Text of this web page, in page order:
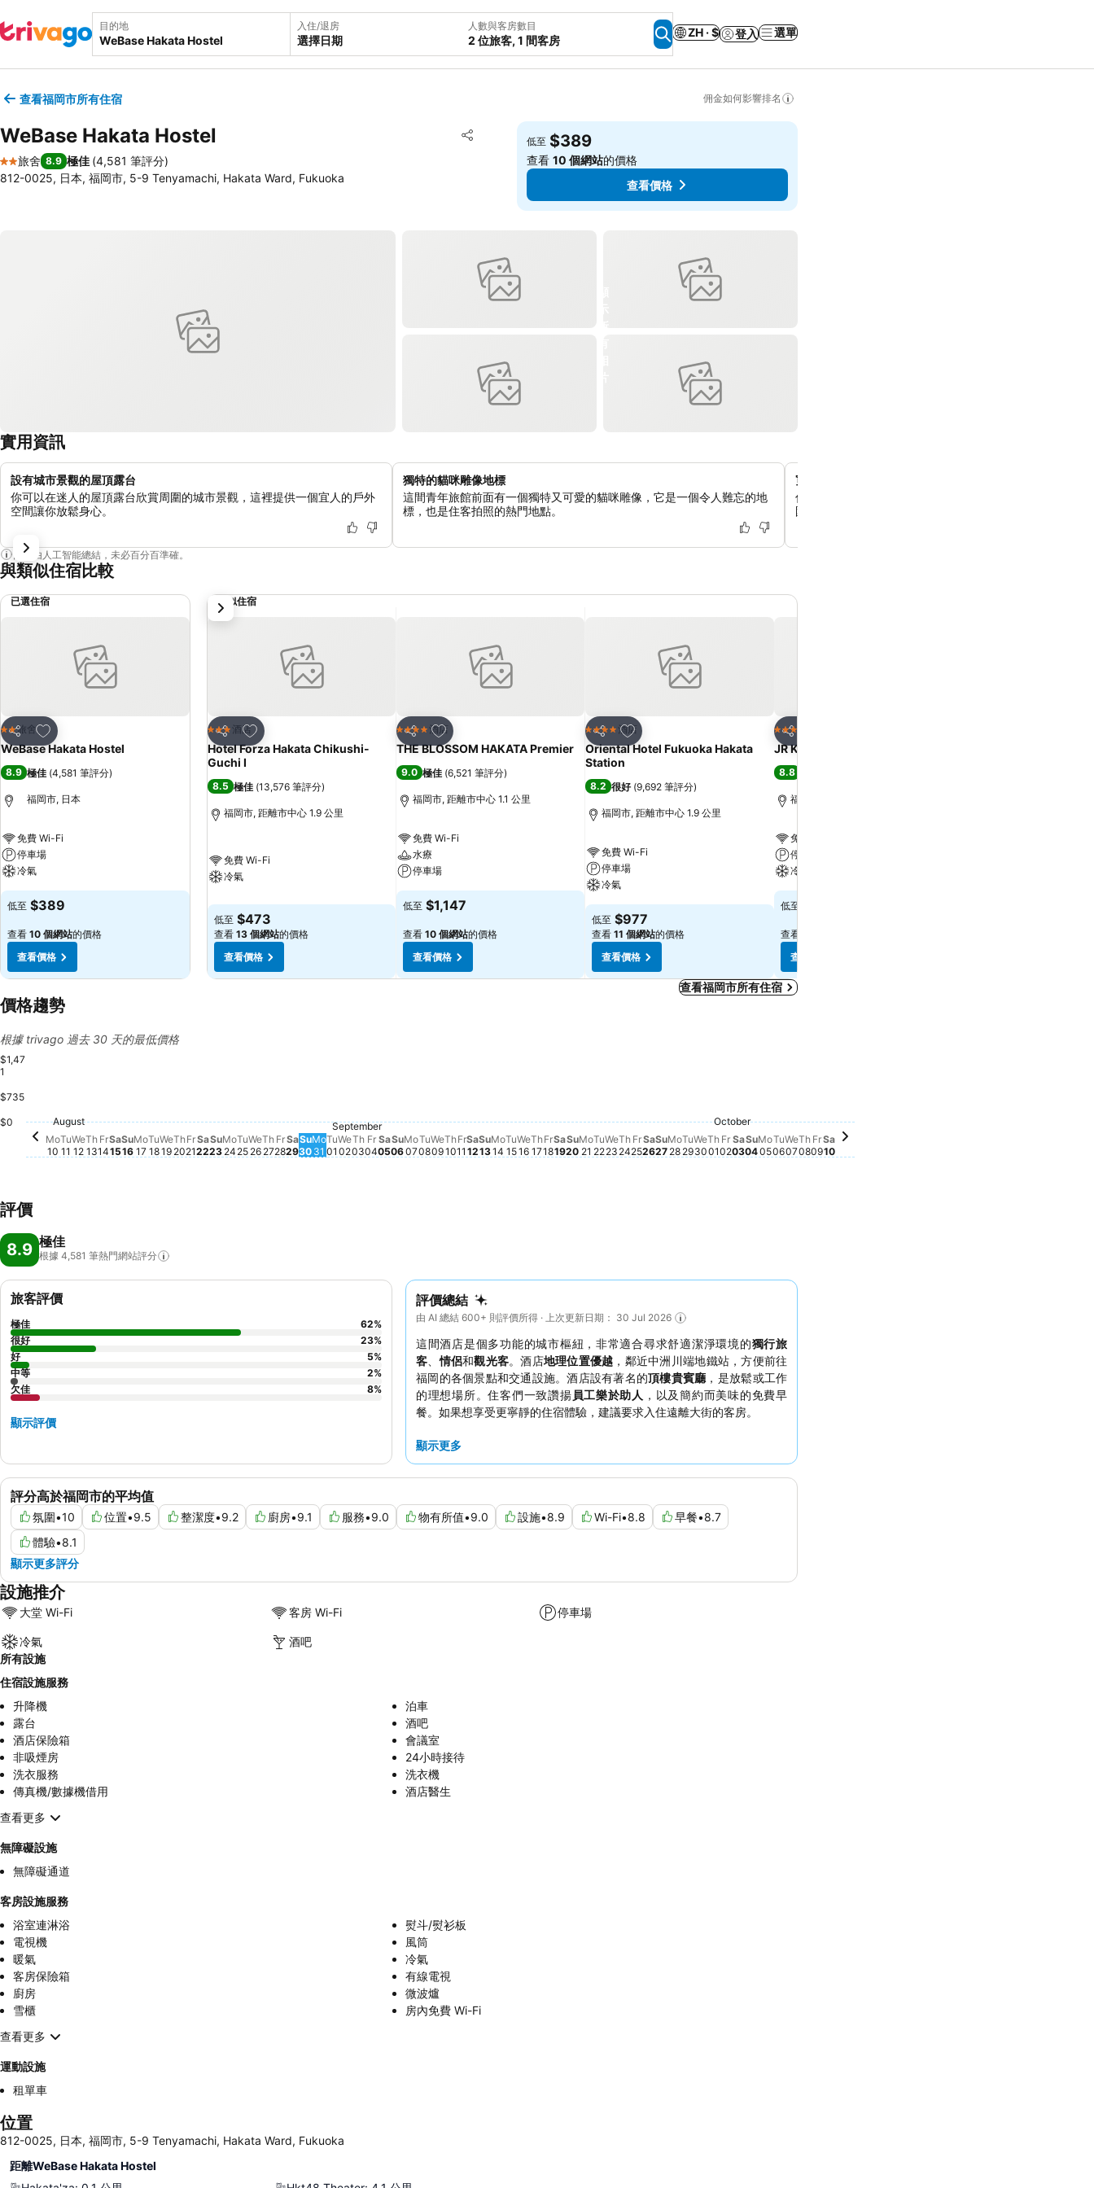
目的地 入住/退房
選擇日期
人數與客房數目
2 位旅客, 1 間客房
ZH · $ 登入 選單
查看福岡市所有住宿 佣金如何影響排名
WeBase Hakata Hostel 分享
放到收藏夾
2 星級
旅舍 8.9 極佳 (4,581 筆評分)
812-0025, 日本, 福岡市, 5-9 Tenyamachi, Hakata Ward, Fukuoka
低至 $389
查看10 個網站的價格
查看價格
實用資訊
設有城市景觀的屋頂露台
你可以在迷人的屋頂露台欣賞周圍的城市景觀，這裡提供一個宜人的戶外
空間讓你放鬆身心。
獨特的貓咪雕像地標
這間青年旅館前面有一個獨特又可愛的貓咪雕像，它是一個令人難忘的地
標，也是住客拍照的熱門地點。
寬敞的共用休息室和圖書館
你可以在舒適的共用休息室放鬆身心，這裡有超過1500本
圍，非常適合放鬆、工作或與其他住客交流。
內容由人工智能總結，未必百分百準確。
與類似住宿比較
已選住宿
分享
放到收藏夾
2 星級旅舍
WeBase Hakata Hostel
8.9 極佳 (4,581 筆評分)
福岡市, 日本
免費 Wi-Fi
停車場
冷氣
低至 $389
查看 10 個網站的價格
查看價格
類似住宿
分享
放到收藏夾
3 星級酒店
Hotel Forza Hakata Chikushi-
Guchi Ⅰ
8.5 極佳 (13,576 筆評分)
福岡市, 距離市中心 1.9 公里
免費 Wi-Fi
冷氣
低至 $473
查看 13 個網站的價格
查看價格
分享
放到收藏夾
4 星級 酒店
THE BLOSSOM HAKATA Premier
9.0 極佳 (6,521 筆評分)
福岡市, 距離市中心 1.1 公里
免費 Wi-Fi
水療
停車場
低至 $1,147
查看 10 個網站的價格
查看價格
分享
放到收藏夾
4 星級 酒店
Oriental Hotel Fukuoka Hakata
Station
8.2 很好 (9,692 筆評分)
福岡市, 距離市中心 1.9 公里
免費 Wi-Fi
停車場
冷氣
低至 $977
查看 11 個網站的價格
查看價格
分享
4 星級
JR Kyushu Blossom Hakata Chuo
8.8
福岡市, 距離市中心 1.5 公里
免費 Wi-Fi
停車場
冷氣
低至
查看
查看價格
下一步
查看福岡市所有住宿
價格趨勢
根據 trivago 過去 30 天的最低價格
$1,47
1
$735
$0 Monday, August 10
$663
August
Mo
10
Tuesday, August 11
$769
Tu
11
Wednesday, August 12
$639
We
12
Thursday, August 13
$651
Th
13
Friday, August 14
$810
Fr
14
Sa
15
Sunday, August 16
$655
Su
16
Monday, August 17
$517
Mo
17
Tuesday, August 18
$573
Tu
18
Wednesday, August 19
$591
We
19
Thursday, August 20
$551
Th
20
Friday, August 21
$730
Fr
21
Sa
22
Sunday, August 23
$605
Su
23
Monday, August 24
$554
Mo
24
Tuesday, August 25
$550
Tu
25
Wednesday, August 26
We
26
Thursday, August 27
$483
Th
27
Friday, August 28
$630
Fr
28
Saturday, August 29
$874
Sa
29
Sunday, August 30
$591
Su
30
Monday, August 31
$469
Mo
31
Tuesday, September 01
$475
September
Tu
01
Wednesday, September 02
$485
We
02
Thursday, September 03
$517
Th
03
Friday, September 04
$585
Fr
04
Saturday, September 05
$907
Sa
05
Sunday, September 06
$601
Su
06
Monday, September 07
$526
Mo
07
Tuesday, September 08
$522
Tu
08
Wednesday, September 09
$527
We
09
Thursday, September 10
$553
Th
10
Friday, September 11
$605
Fr
11
Sa
12
Sunday, September 13
$572
Su
13
Monday, September 14
$553
Mo
14
Tuesday, September 15
$545
Tu
15
Wednesday, September 16
$524
We
16
Thursday, September 17
$561
Th
17
Friday, September 18
$591
Fr
18
Sa
19
Su
20
Monday, September 21
$878
Mo
21
Tu
22
Wednesday, September 23
We
23
Thursday, September 24
$550
Th
24
Friday, September 25
$563
Fr
25
Saturday, September 26
$778
Sa
26
Sunday, September 27
$623
Su
27
Monday, September 28
$548
Mo
28
Tuesday, September 29
$542
Tu
29
Wednesday, September 30
$467
We
30
Thursday, October 01
$656
October
Th
01
Friday, October 02
$694
Fr
02
Saturday, October 03
此日期沒有價格資料
Sa
03
Sunday, October 04
$719
Su
04
Monday, October 05
Mo
05
Tuesday, October 06
Tu
06
Wednesday, October 07
We
07
Thursday, October 08
$579
Th
08
Friday, October 09
$658
Fr
09
Sa
10
評價
8.9 極佳
根據 4,581 筆熱門網站評分
評價總結
由 AI 總結 600+ 則評價所得 · 上次更新日期： 30 Jul 2026
這間酒店是個多功能的城市樞紐，非常適合尋求舒適潔淨環境的獨行旅
客 、情侶和觀光客。酒店地理位置優越 ，鄰近中洲川端地鐵站，方便前往
福岡的各個景點和交通設施。酒店設有著名的頂樓貴賓廳 ，是放鬆或工作
的理想場所。住客們一致讚揚員工樂於助人 ，以及簡約而美味的免費早
餐。如果想享受更寧靜的住宿體驗，建議要求入住遠離大街的客房。
顯示更多
評分高於福岡市的平均值
氛圍•10 位置•9.5 整潔度•9.2 廚房•9.1 服務•9.0 物有所值•9.0 設施•8.9 Wi-Fi•8.8 早餐•8.7
體驗•8.1
顯示更多評分
旅客評價
極佳 62%
很好
23%
好
5%
中等
2%
欠佳
8%
顯示評價
設施推介
大堂 Wi-Fi 客房 Wi-Fi 停車場
冷氣
酒吧
所有設施
住宿設施服務
升降機
泊車
露台
酒吧
酒店保險箱
會議室
非吸煙房
24小時接待
洗衣服務
洗衣機
傳真機/數據機借用
酒店醫生
查看更多
無障礙設施
無障礙通道
客房設施服務
浴室連淋浴
熨斗/熨衫板
電視機
風筒
暖氣
冷氣
客房保險箱
有線電視
廚房
微波爐
雪櫃
房內免費 Wi-Fi
查看更多
運動設施
租單車
位置
812-0025, 日本, 福岡市, 5-9 Tenyamachi, Hakata Ward, Fukuoka
距離WeBase Hakata Hostel